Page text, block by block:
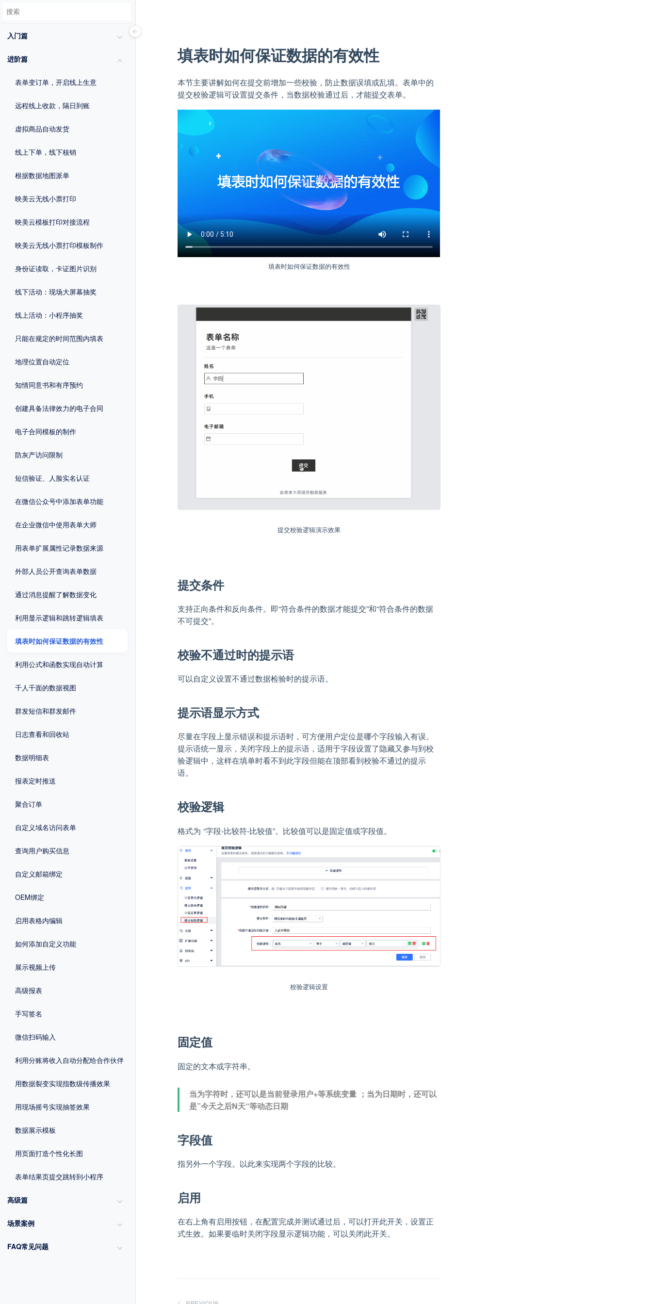
入门篇
进阶篇
表单变订单，开启线上生意
远程线上收款，隔日到账
虚拟商品自动发货
线上下单，线下核销
根据数据地图派单
映美云无线小票打印
映美云模板打印对接流程
映美云无线小票打印模板制作
身份证读取，卡证图片识别
线下活动：现场大屏幕抽奖
线上活动：小程序抽奖
只能在规定的时间范围内填表
地理位置自动定位
知情同意书和有序预约
创建具备法律效力的电子合同
电子合同模板的制作
防灰产访问限制
短信验证、人脸实名认证
在微信公众号中添加表单功能
在企业微信中使用表单大师
用表单扩展属性记录数据来源
外部人员公开查询表单数据
通过消息提醒了解数据变化
利用显示逻辑和跳转逻辑填表
填表时如何保证数据的有效性
利用公式和函数实现自动计算
千人千面的数据视图
群发短信和群发邮件
日志查看和回收站
数据明细表
报表定时推送
聚合订单
自定义域名访问表单
查询用户购买信息
自定义邮箱绑定
OEM绑定
启用表格内编辑
如何添加自定义功能
展示视频上传
高级报表
手写签名
微信扫码输入
利用分账将收入自动分配给合作伙伴
用数据裂变实现指数级传播效果
用现场摇号实现抽签效果
数据展示模板
用页面打造个性化长图
表单结果页提交跳转到小程序
高级篇
场景案例
FAQ常见问题
填表时如何保证数据的有效性
本节主要讲解如何在提交前增加一些校验，防止数据误填或乱填。表单中的
提交校验逻辑可设置提交条件，当数据校验通过后，才能提交表单。
填表时如何保证数据的有效性
提交校验逻辑演示效果
提交条件
支持正向条件和反向条件。即“符合条件的数据才能提交”和“符合条件的数据
不可提交”。
校验不通过时的提示语
可以自定义设置不通过数据检验时的提示语。
提示语显示方式
尽量在字段上显示错误和提示语时，可方便用户定位是哪个字段输入有误。
提示语统一显示，关闭字段上的提示语，适用于字段设置了隐藏又参与到校
验逻辑中，这样在填单时看不到此字段但能在顶部看到校验不通过的提示
语。
校验逻辑
格式为 “字段-比较符-比较值”。比较值可以是固定值或字段值。
校验逻辑设置
固定值
固定的文本或字符串。
当为字符时，还可以是当前登录用户+等系统变量 ；当为日期时，还可以
是”今天之后N天“等动态日期
字段值
指另外一个字段。以此来实现两个字段的比较。
启用
在右上角有启用按钮，在配置完成并测试通过后，可以打开此开关，设置正
式生效。如果要临时关闭字段显示逻辑功能，可以关闭此开关。